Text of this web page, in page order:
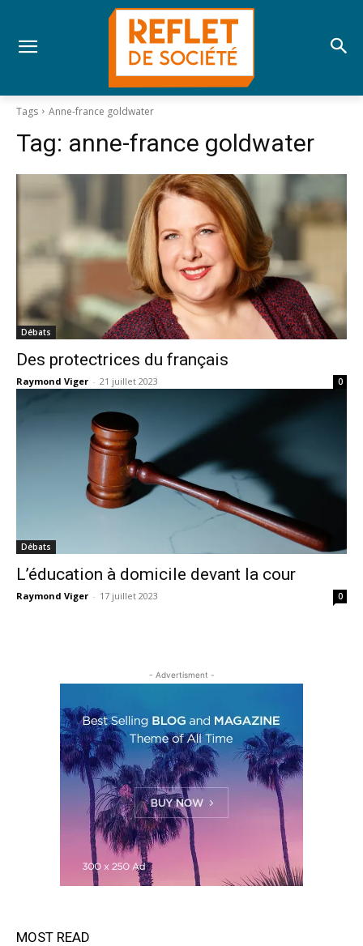
Tags Anne-france goldwater
Tag: anne-france goldwater
Débats
Des protectrices du français
Raymond Viger - 21 juillet 2023 0
Débats
L’éducation à domicile devant la cour
Raymond Viger - 17 juillet 2023 0
- Advertisment -
MOST READ